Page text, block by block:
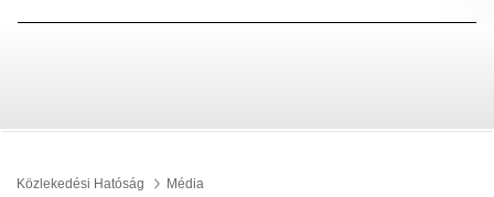
Közlekedési Hatóság Média